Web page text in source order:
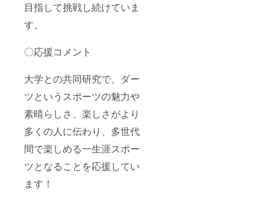
目指して挑戦し続けていま
す。
〇応援コメント
大学との共同研究で、ダー
ツというスポーツの魅力や
素晴らしさ、楽しさがより
多くの人に伝わり、多世代
間で楽しめる一生涯スポー
ツとなることを応援してい
ます！